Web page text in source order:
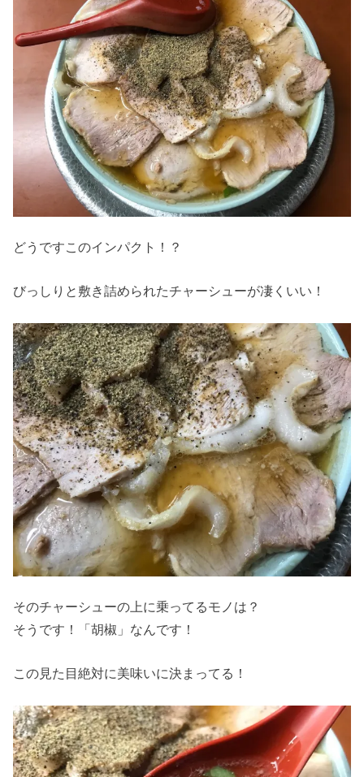
どうですこのインパクト！？
びっしりと敷き詰められたチャーシューが凄くいい！
そのチャーシューの上に乗ってるモノは？
そうです！「胡椒」なんです！
この見た目絶対に美味いに決まってる！